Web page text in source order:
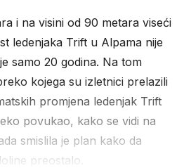
i na visini od 90 metara viseći
ledenjaka Trift u Alpama nije
samo 20 godina. Na tom
kojega su izletnici prelazili
promjena ledenjak Trift
povukao, kako se vidi na
smislila je plan kako da
preostalo.